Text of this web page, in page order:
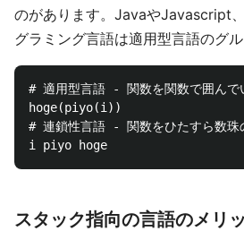
のがあります。JavaやJavascript
グラミング言語は適用型言語のグル
# 適用型言語 - 関数を関数で囲んで
hoge(piyo(i))
# 連鎖性言語 - 関数をひたすら数珠
スタック指向の言語のメリ